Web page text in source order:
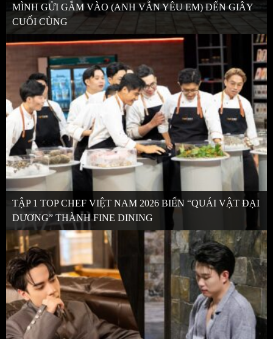
MÌNH GỬI GẮM VÀO (ANH VẪN YÊU EM) ĐẾN GIÂY
CUỐI CÙNG
TẬP 1 TOP CHEF VIỆT NAM 2026 BIẾN “QUÁI VẬT ĐẠI
DƯƠNG” THÀNH FINE DINING